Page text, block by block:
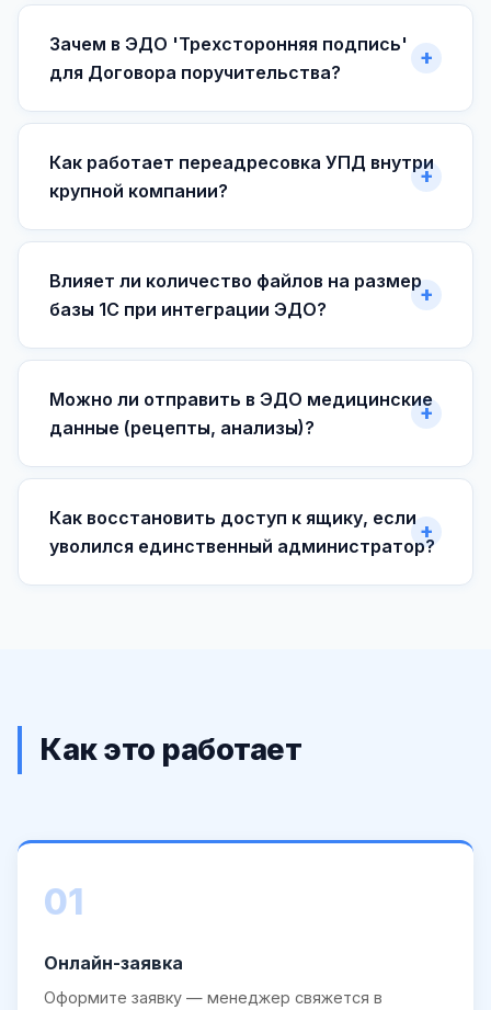
Зачем в ЭДО 'Трехсторонняя подпись'
для Договора поручительства?
Как работает переадресовка УПД внутри
крупной компании?
Влияет ли количество файлов на размер
базы 1С при интеграции ЭДО?
Можно ли отправить в ЭДО медицинские
данные (рецепты, анализы)?
Как восстановить доступ к ящику, если
уволился единственный администратор?
Как это работает
01
Онлайн-заявка
Оформите заявку — менеджер свяжется в